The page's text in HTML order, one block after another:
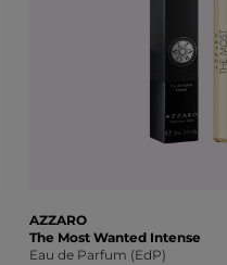
AZZARO
The Most Wanted Intense
Eau de Parfum (EdP)